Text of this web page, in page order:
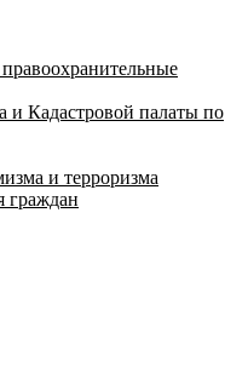
и Кадастровой палаты по
и терроризма
граждан